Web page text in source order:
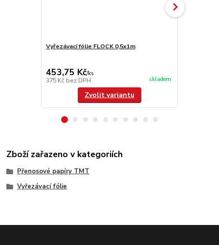
Vyřezávací fólie FLOCK 0,5x1m
453,75 Kč/ks
375 Kč bez DPH skladem
Zvolit variantu
Zboží zařazeno v kategoriích
Přenosové papíry TMT
Vyřezávací fólie